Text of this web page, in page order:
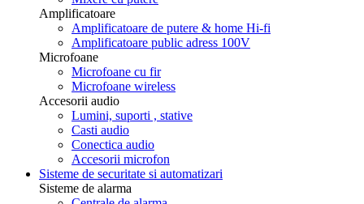
Amplificatoare
Amplificatoare de putere & home Hi-fi
Amplificatoare public adress 100V
Microfoane
Microfoane cu fir
Microfoane wireless
Accesorii audio
Lumini, suporti , stative
Casti audio
Conectica audio
Accesorii microfon
Sisteme de securitate si automatizari
Sisteme de alarma